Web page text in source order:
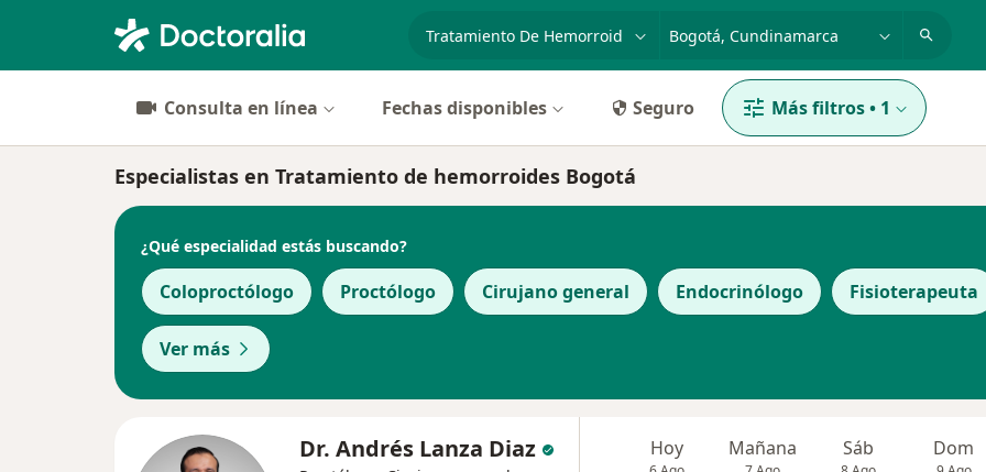
especialidad, enfermedad o nombre
p. ej. Bogotá
Consulta en línea Fechas disponibles Seguro Más filtros• 1
Especialistas en Tratamiento de hemorroides Bogotá
¿Qué especialidad estás buscando?
Coloproctólogo Proctólogo Cirujano general Endocrinólogo Fisioterapeuta
Ver más
Dr. Andrés Lanza Diaz Hoy Mañana Sáb Dom